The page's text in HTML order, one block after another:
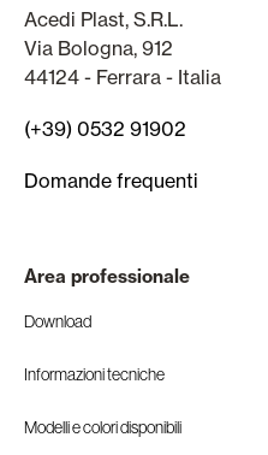
Acedi Plast, S.R.L.
Via Bologna, 912
44124 - Ferrara - Italia
(+39) 0532 91902
Domande frequenti
Area professionale
Download
Informazioni tecniche
Modelli e colori disponibili